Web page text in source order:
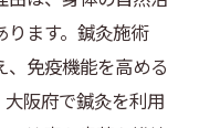
ます。鍼灸施術
、免疫機能を高める
阪府で鍼灸を利用